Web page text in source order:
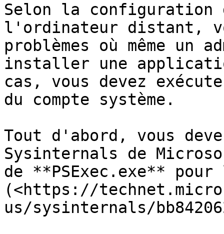
Selon la
l'ordinateur distant,
problèmes où même un
installer une
cas, vous devez
du compte système.
Tout d'abord, vous
Sysinternals de
de **PSExec.exe**
(<https://
us/sysinternals/